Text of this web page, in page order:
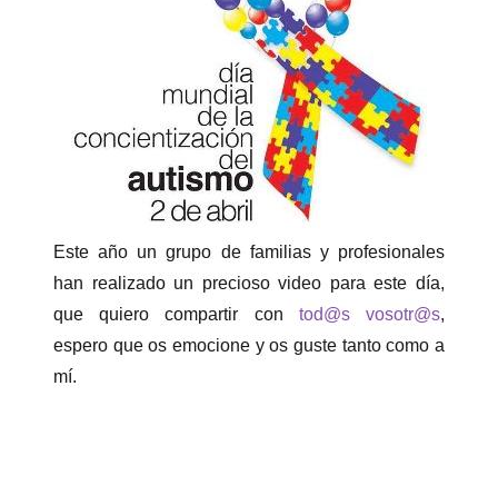
Este año un grupo de familias y profesionales
han realizado un precioso video para este día,
que quiero compartir con tod@s vosotr@s,
espero que os emocione y os guste tanto como a
mí.